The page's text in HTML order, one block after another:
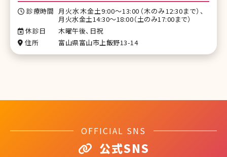
診療時間 月火水木金土9:00～13:00（木のみ12:30まで）、
月火水金土14:30～18:00（土のみ17:00まで）
休診日
木曜午後、日祝
住所
富山県富山市上飯野13-14
OFFICIAL SNS
公式SNS